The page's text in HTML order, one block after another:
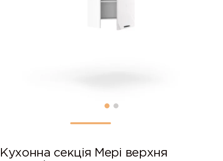
Кухонна секція Мері верхня